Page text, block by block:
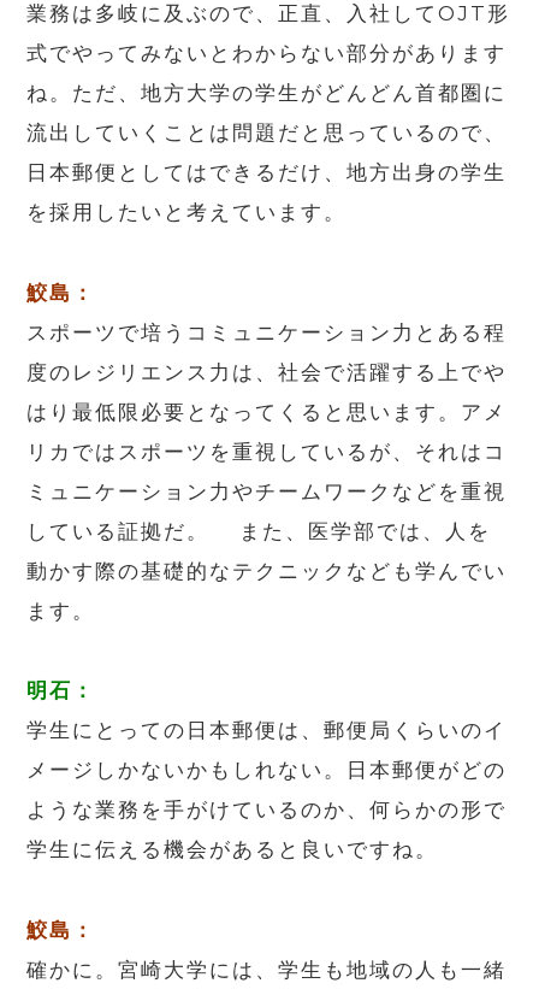
業務は多岐に及ぶので、正直、入社してOJT形
式でやってみないとわからない部分があります
ね。ただ、地方大学の学生がどんどん首都圏に
流出していくことは問題だと思っているので、
日本郵便としてはできるだけ、地方出身の学生
を採用したいと考えています。
鮫島：
スポーツで培うコミュニケーション力とある程
度のレジリエンス力は、社会で活躍する上でや
はり最低限必要となってくると思います。アメ
リカではスポーツを重視しているが、それはコ
ミュニケーション力やチームワークなどを重視
している証拠だ。 また、医学部では、人を
動かす際の基礎的なテクニックなども学んでい
ます。
明石：
学生にとっての日本郵便は、郵便局くらいのイ
メージしかないかもしれない。日本郵便がどの
ような業務を手がけているのか、何らかの形で
学生に伝える機会があると良いですね。
鮫島：
確かに。宮崎大学には、学生も地域の人も一緒